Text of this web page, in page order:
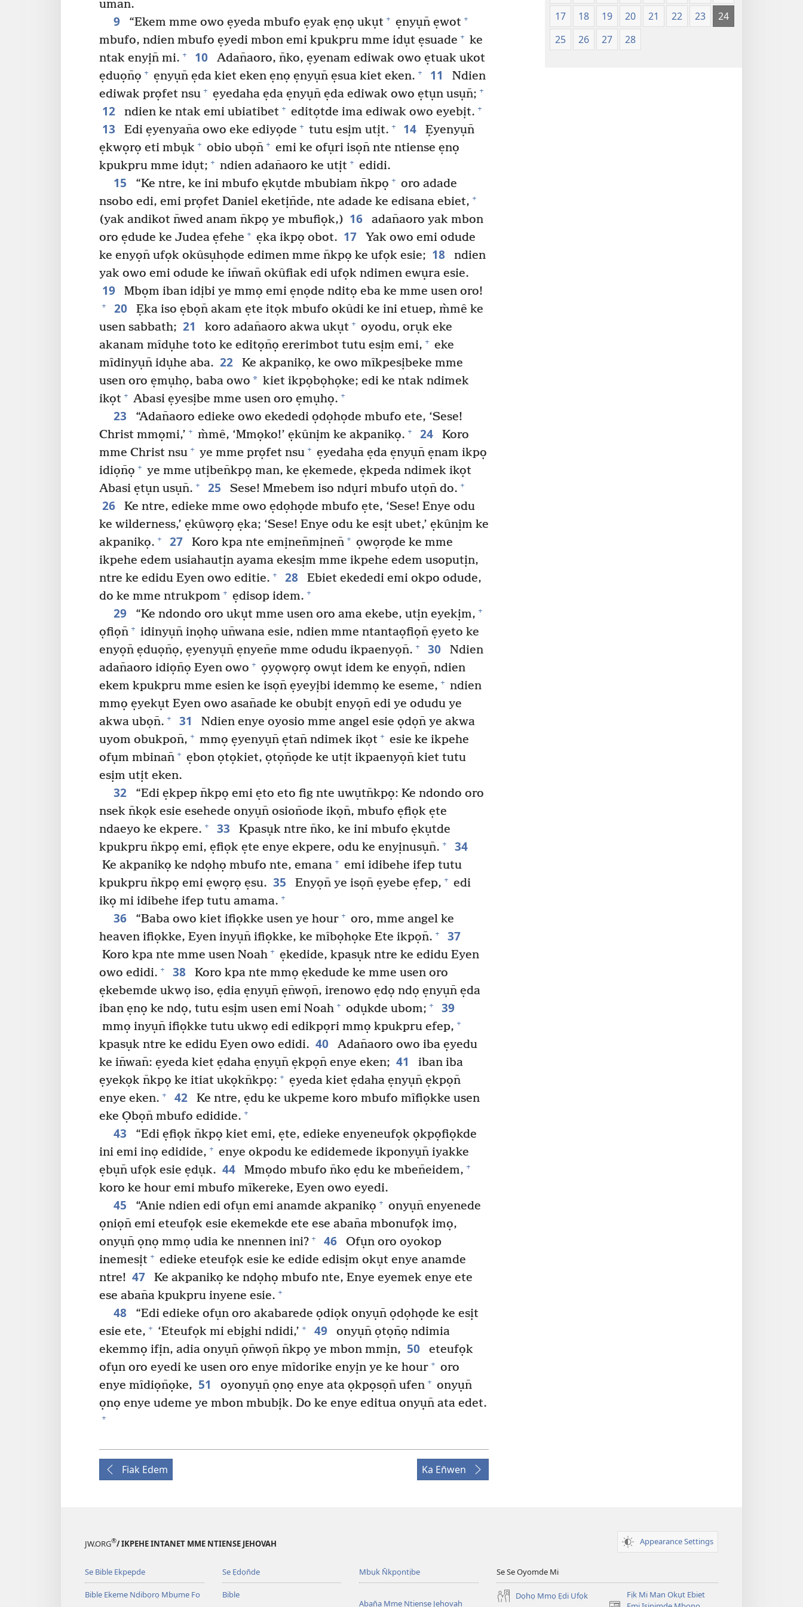
uman.
9 “Ekem mme owo ẹyeda mbufo ẹyak ẹnọ ukụt + ẹnyụn̄ ẹwot +
mbufo, ndien mbufo ẹyedi mbon emi kpukpru mme idụt ẹsuade + ke
ntak enyịn̄ mi. + 10
Adan̄aoro, n̄ko, ẹyenam ediwak owo ẹtuak ukot
ẹduọn̄ọ + ẹnyụn̄ ẹda kiet eken ẹnọ ẹnyụn̄ ẹsua kiet eken. + 11
Ndien
ediwak prọfet nsu + ẹyedaha ẹda ẹnyụn̄ ẹda ediwak owo ẹtụn usụn̄; +
12 ndien ke ntak emi ubiatibet + editọtde ima ediwak owo eyebịt. +
13 Edi ẹyenyan̄a owo eke ediyọde + tutu esịm utịt. + 14
Ẹyenyụn̄
ẹkwọrọ eti mbụk + obio ubọn̄ + emi ke ofụri isọn̄ nte ntiense ẹnọ
kpukpru mme idụt; + ndien adan̄aoro ke utịt + edidi.
15 “Ke ntre, ke ini mbufo ẹkụtde mbubiam n̄kpọ + oro adade
nsobo edi, emi prọfet Daniel eketịn̄de, nte adade ke edisana ebiet, +
(yak andikot n̄wed anam n̄kpọ ye mbufiọk,) 16
adan̄aoro yak mbon
oro ẹdude ke Judea ẹfehe + ẹka ikpọ obot. 17
Yak owo emi odude
ke enyọn̄ ufọk okûsụhọde edimen mme n̄kpọ ke ufọk esie; 18
ndien
yak owo emi odude ke in̄wan̄ okûfiak edi ufọk ndimen ewụra esie.
19 Mbọm iban idịbi ye mmọ emi ẹnọde nditọ eba ke mme usen oro!
+ 20
Ẹka iso ẹbọn̄ akam ẹte itọk mbufo okûdi ke ini etuep, m̀mê ke
usen sabbath; 21 koro adan̄aoro akwa ukụt + oyodu, orụk eke
akanam mîdụhe toto ke editọn̄ọ ererimbot tutu esịm emi, + eke
mîdinyụn̄ idụhe aba. 22
Ke akpanikọ, ke owo mîkpesịbeke mme
usen oro ẹmụhọ, baba owo * kiet ikpọbọhọke; edi ke ntak ndimek
ikọt + Abasi ẹyesịbe mme usen oro ẹmụhọ. +
23
“Adan̄aoro edieke owo ekededi ọdọhọde mbufo ete, ‘Sese!
Christ mmọmi,’ + m̀mê, ‘Mmọko!’ ẹkûnịm ke akpanikọ. + 24
Koro
mme Christ nsu + ye mme prọfet nsu + ẹyedaha ẹda ẹnyụn̄ ẹnam ikpọ
idiọn̄ọ + ye mme utịben̄kpọ man, ke ẹkemede, ẹkpeda ndimek ikọt
Abasi ẹtụn usụn̄. + 25 Sese! Mmebem iso ndụri mbufo utọn̄ do. +
26
Ke ntre, edieke mme owo ẹdọhọde mbufo ẹte, ‘Sese! Enye odu
ke wilderness,’ ẹkûwọrọ ẹka; ‘Sese! Enye odu ke esịt ubet,’ ẹkûnịm ke
akpanikọ. + 27 Koro kpa nte emịnen̄mịnen̄ + ọwọrọde ke mme
ikpehe edem usiahautịn ayama ekesịm mme ikpehe edem usoputịn,
ntre ke edidu Eyen owo editie. + 28
Ebiet ekededi emi okpo odude,
do ke mme ntrukpom + ẹdisop idem. +
29 “Ke ndondo oro ukụt mme usen oro ama ekebe, utịn eyekịm, +
ọfiọn̄ + idinyụn̄ inọhọ un̄wana esie, ndien mme ntantaọfiọn̄ ẹyeto ke
enyọn̄ ẹduọn̄ọ, ẹyenyụn̄ ẹnyen̄e mme odudu ikpaenyọn̄. + 30
Ndien
adan̄aoro idiọn̄ọ Eyen owo + ọyọwọrọ owụt idem ke enyọn̄, ndien
ekem kpukpru mme esien ke isọn̄ ẹyeyịbi idemmọ ke eseme, + ndien
mmọ ẹyekụt Eyen owo asan̄ade ke obubịt enyọn̄ edi ye odudu ye
akwa ubọn̄. + 31
Ndien enye oyosio mme angel esie ọdọn̄ ye akwa
uyom obukpon̄, + mmọ ẹyenyụn̄ ẹtan̄ ndimek ikọt + esie ke ikpehe
ofụm mbinan̄ + ẹbon ọtọkiet, ọtọn̄ọde ke utịt ikpaenyọn̄ kiet tutu
esịm utịt eken.
32
“Edi ẹkpep n̄kpọ emi ẹto eto fig nte uwụtn̄kpọ: Ke ndondo oro
nsek n̄kọk esie esehede onyụn̄ osion̄ode ikọn̄, mbufo ẹfiọk ẹte
ndaeyo ke ekpere. + 33
Kpasụk ntre n̄ko, ke ini mbufo ẹkụtde
kpukpru n̄kpọ emi, ẹfiọk ẹte enye ekpere, odu ke enyịnusụn̄. + 34
Ke akpanikọ ke ndọhọ mbufo nte, emana + emi idibehe ifep tutu
kpukpru n̄kpọ emi ẹwọrọ ẹsu. 35 Enyọn̄ ye isọn̄ ẹyebe ẹfep, + edi
ikọ mi idibehe ifep tutu amama. +
36 “Baba owo kiet ifiọkke usen ye hour + oro, mme angel ke
heaven ifiọkke, Eyen inyụn̄ ifiọkke, ke mîbọhọke Ete ikpọn̄. + 37
Koro kpa nte mme usen Noah + ẹkedide, kpasụk ntre ke edidu Eyen
owo edidi. + 38
Koro kpa nte mmọ ẹkedude ke mme usen oro
ẹkebemde ukwọ iso, ẹdia ẹnyụn̄ ẹn̄wọn̄, irenowo ẹdọ ndọ ẹnyụn̄ ẹda
iban ẹnọ ke ndọ, tutu esịm usen emi Noah + odụkde ubom; + 39
mmọ inyụn̄ ifiọkke tutu ukwọ edi edikpọri mmọ kpukpru efep, +
kpasụk ntre ke edidu Eyen owo edidi. 40
Adan̄aoro owo iba ẹyedu
ke in̄wan̄: ẹyeda kiet ẹdaha ẹnyụn̄ ẹkpọn̄ enye eken; 41
iban iba
ẹyekọk n̄kpọ ke itiat ukọkn̄kpọ: + ẹyeda kiet ẹdaha ẹnyụn̄ ẹkpọn̄
enye eken. + 42
Ke ntre, ẹdu ke ukpeme koro mbufo mîfiọkke usen
eke Ọbọn̄ mbufo edidide. +
43
“Edi ẹfiọk n̄kpọ kiet emi, ẹte, edieke enyeneufọk ọkpọfiọkde
ini emi inọ edidide, + enye okpodu ke edidemede ikponyụn̄ iyakke
ẹbụn̄ ufọk esie ẹdụk. 44 Mmọdo mbufo n̄ko ẹdu ke mben̄eidem, +
koro ke hour emi mbufo mîkereke, Eyen owo eyedi.
45 “Anie ndien edi ofụn emi anamde akpanikọ + onyụn̄ enyenede
ọniọn̄ emi eteufọk esie ekemekde ete ese aban̄a mbonufọk imọ,
onyụn̄ ọnọ mmọ udia ke nnennen ini? + 46
Ofụn oro oyokop
inemesịt + edieke eteufọk esie ke edide edisịm okụt enye anamde
ntre! 47
Ke akpanikọ ke ndọhọ mbufo nte, Enye eyemek enye ete
ese aban̄a kpukpru inyene esie. +
48
“Edi edieke ofụn oro akabarede ọdiọk onyụn̄ ọdọhọde ke esịt
esie ete, + ‘Eteufọk mi ebịghi ndidi,’ + 49
onyụn̄ ọtọn̄ọ ndimia
ekemmọ ifịn, adia onyụn̄ ọn̄wọn̄ n̄kpọ ye mbon mmịn, 50
eteufọk
ofụn oro eyedi ke usen oro enye mîdorike enyịn ye ke hour + oro
enye mîdiọn̄ọke, 51 oyonyụn̄ ọnọ enye ata ọkpọsọn̄ ufen + onyụn̄
ọnọ enye udeme ye mbon mbubịk. Do ke enye editua onyụn̄ ata edet.
+
Fiak Edem Ka En̄wen
17
18 19 20 21 22 23
24
25
26 27 28
JW.ORG®/ IKPEHE INTANET MME NTIENSE JEHOVAH Appearance Settings
Se Bible Ekpepde
Bible Ekeme Ndibọrọ Mbụme Fo
Se Ẹdọn̄de
Bible
Mbụk N̄kpọntịbe
Aban̄a Mme Ntiense Jehovah
Se Se Oyomde Mi
Dọhọ Mmọ Ẹdi Ufọk
Fịk Mi Man Okụt Ebiet